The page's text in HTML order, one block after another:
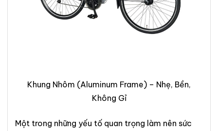
Khung Nhôm (Aluminum Frame) – Nhẹ, Bền,
Không Gỉ
Một trong những yếu tố quan trọng làm nên sức